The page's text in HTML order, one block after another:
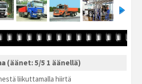
(äänet: 5/5 1 äänellä)
liikuttamalla hiirtä